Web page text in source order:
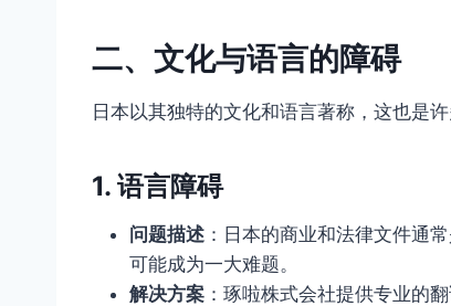
二、文化与语言的障碍
日本以其独特的文化和语言著称，这也是
1. 语言障碍
问题描述 ：日本的商业和法律文件通
可能成为一大难题。
解决方案 ：琢啦株式会社提供专业的